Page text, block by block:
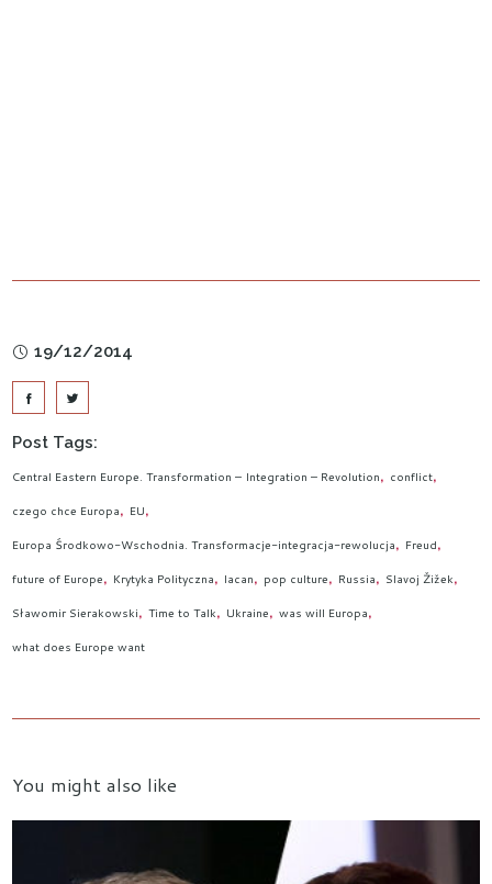
19/12/2014
Post Tags:
Central Eastern Europe. Transformation – Integration – Revolution conflict
czego chce Europa EU
Europa Środkowo-Wschodnia. Transformacje-integracja-rewolucja Freud
future of Europe Krytyka Polityczna lacan pop culture Russia Slavoj Žižek
Sławomir Sierakowski Time to Talk Ukraine was will Europa
what does Europe want
You might also like